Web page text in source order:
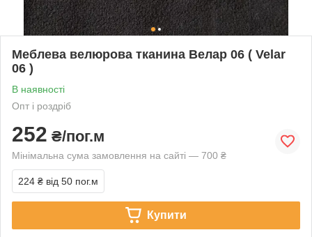
Меблева велюрова тканина Велар 06 ( Velar
06 )
В наявності
Опт і роздріб
252 ₴/пог.м
Мінімальна сума замовлення на сайті — 700 ₴
224 ₴ від 50 пог.м
Купити